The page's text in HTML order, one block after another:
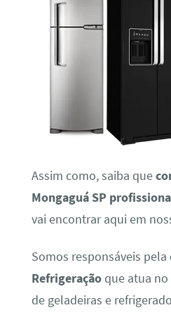
Assim como, saiba que
Mongaguá SP
vai encontrar aqui em
Somos responsáveis pela
Refrigeraçãoque atua no
de geladeiras e